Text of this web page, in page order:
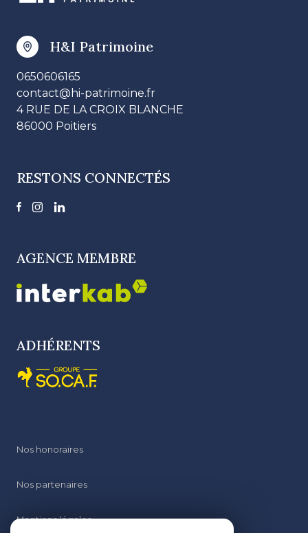
H&I Patrimoine
0650606165
contact@hi-patrimoine.fr
4 RUE DE LA CROIX BLANCHE
86000 Poitiers
RESTONS CONNECTÉS
AGENCE MEMBRE
ADHÉRENTS
Nos honoraires
Nos partenaires
Mentions légales